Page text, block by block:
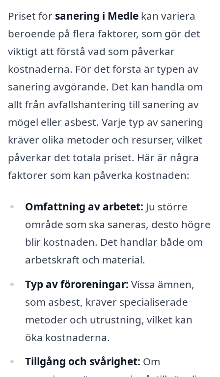
Priset för sanering i Medle kan variera
beroende på flera faktorer, som gör det
viktigt att förstå vad som påverkar
kostnaderna. För det första är typen av
sanering avgörande. Det kan handla om
allt från avfallshantering till sanering av
mögel eller asbest. Varje typ av sanering
kräver olika metoder och resurser, vilket
påverkar det totala priset. Här är några
faktorer som kan påverka kostnaden:
Omfattning av arbetet: Ju större
område som ska saneras, desto högre
blir kostnaden. Det handlar både om
arbetskraft och material.
Typ av föroreningar: Vissa ämnen,
som asbest, kräver specialiserade
metoder och utrustning, vilket kan
öka kostnaderna.
Tillgång och svårighet: Om